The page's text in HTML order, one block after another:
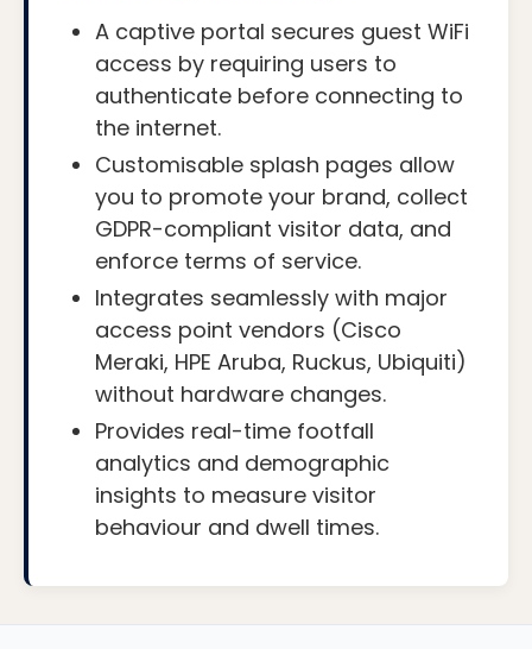
A captive portal secures guest WiFi
access by requiring users to
authenticate before connecting to
the internet.
Customisable splash pages allow
you to promote your brand, collect
GDPR-compliant visitor data, and
enforce terms of service.
Integrates seamlessly with major
access point vendors (Cisco
Meraki, HPE Aruba, Ruckus, Ubiquiti)
without hardware changes.
Provides real-time footfall
analytics and demographic
insights to measure visitor
behaviour and dwell times.